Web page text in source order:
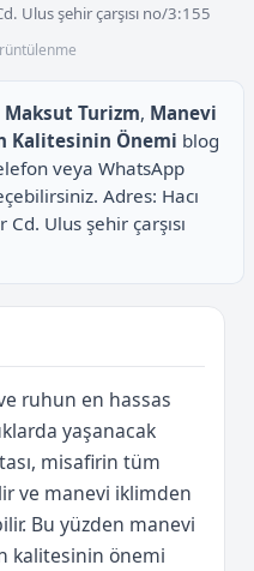
Ulus şehir çarşısı no/3:155
Maksut Turizm, Manevi
Kalitesinin Önemi blog
veya WhatsApp
Adres: Hacı
Ulus şehir çarşısı
ruhun en hassas
yaşanacak
misafirin tüm
ve manevi iklimden
Bu yüzden manevi
kalitesinin önemi